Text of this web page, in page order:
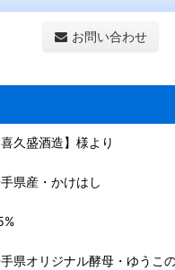
お問い合わせ
久盛酒造】様より
産・かけはし
県オリジナル酵母・ゆうこ